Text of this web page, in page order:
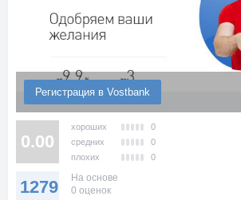
Регистрация в Vostbank
0.00
хороших
0
средних
0
плохих
0
1279
На основе
0 оценок